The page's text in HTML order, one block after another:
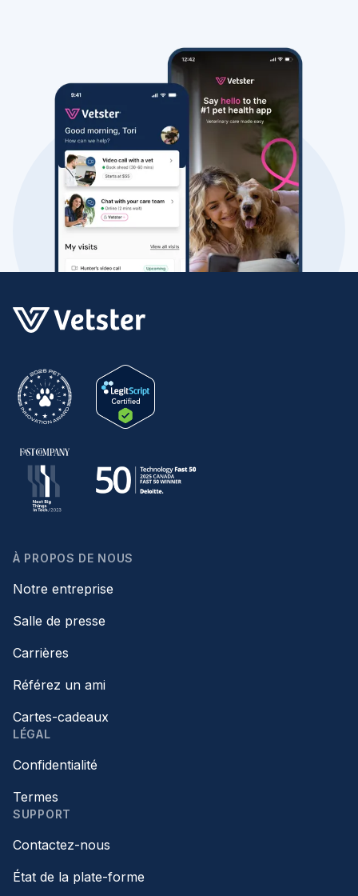
À PROPOS DE NOUS
Notre entreprise
Salle de presse
Carrières
Référez un ami
Cartes-cadeaux
LÉGAL
Confidentialité
Termes
SUPPORT
Contactez-nous
État de la plate-forme